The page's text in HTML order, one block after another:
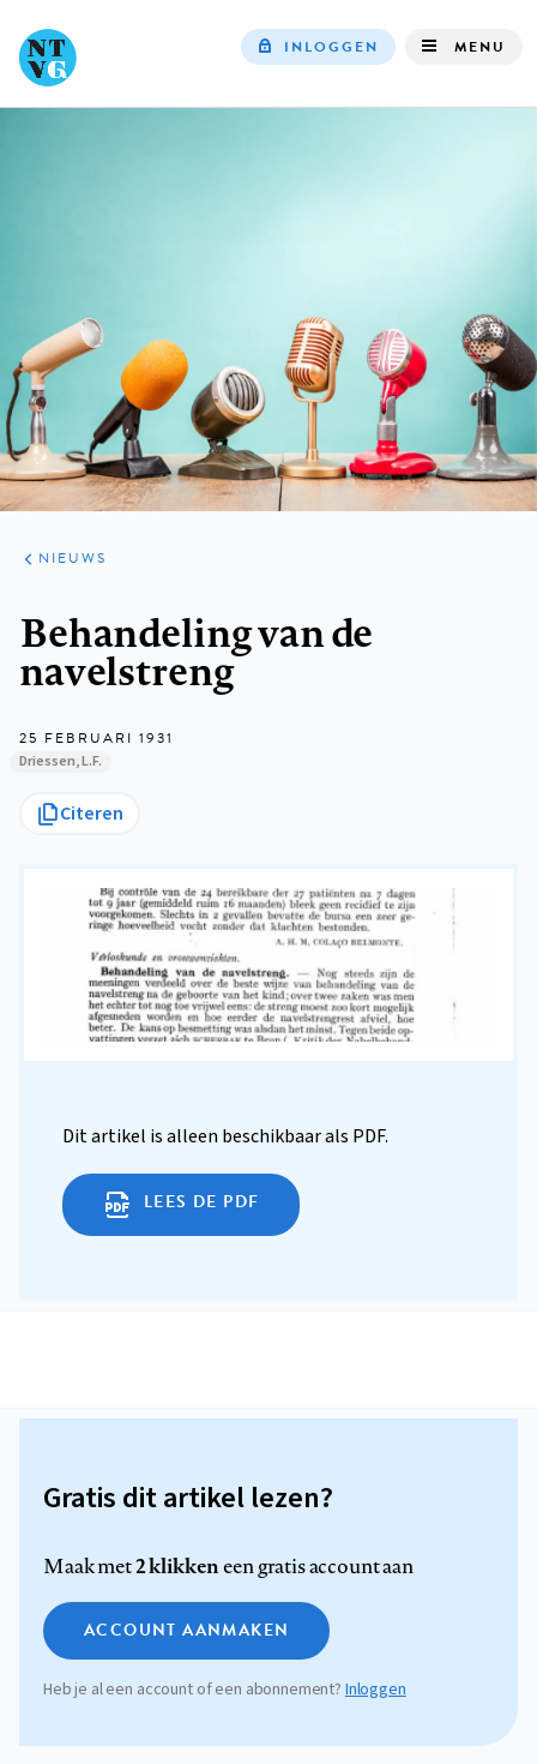
INLOGGEN MENU
ARTIKELEN
HET
KORT
NIEUWS
Behandeling van de
navelstreng
25 FEBRUARI 1931
Driessen, L.F.
Citeren
Dit artikel is alleen beschikbaar als PDF.
LEES DE PDF
Gratis dit artikel lezen?
Maak met2 klikkeneen gratis account aan
ACCOUNT AANMAKEN
Heb je al een account of een abonnement? Inloggen